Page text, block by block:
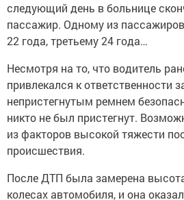
следующий день в больнице
пассажир. Одному из
22 года, третьему 24 года…
Несмотря на то, что водитель
привлекался к ответственности
непристегнутым ремнем
никто не был пристегнут.
из факторов высокой тяжести
происшествия.
После ДТП была замерена
колесах автомобиля, и она